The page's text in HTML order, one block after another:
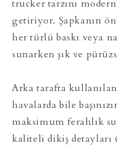
trucker tarzını
getiriyor. Şapkanın
her türlü baskı veya
sunarken şık ve
Arka tarafta kullanılan
havalarda bile
maksimum ferahlık
kaliteli dikiş detayları